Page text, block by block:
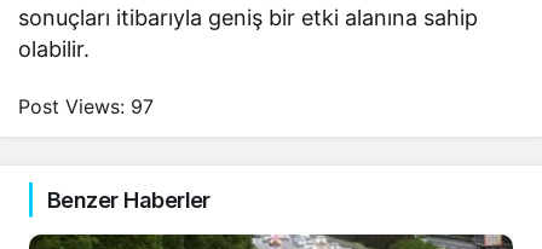
sonuçları itibarıyla geniş bir etki alanına sahip
olabilir.
Post Views: 97
Benzer Haberler